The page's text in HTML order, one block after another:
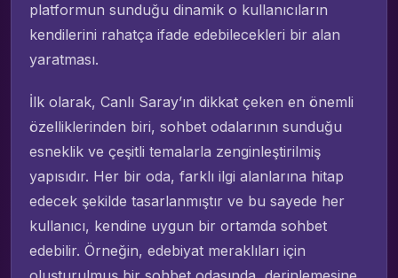
platformun sunduğu dinamik o kullanıcıların
kendilerini rahatça ifade edebilecekleri bir alan
yaratması.
İlk olarak, Canlı Saray’ın dikkat çeken en önemli
özelliklerinden biri, sohbet odalarının sunduğu
esneklik ve çeşitli temalarla zenginleştirilmiş
yapısıdır. Her bir oda, farklı ilgi alanlarına hitap
edecek şekilde tasarlanmıştır ve bu sayede her
kullanıcı, kendine uygun bir ortamda sohbet
edebilir. Örneğin, edebiyat meraklıları için